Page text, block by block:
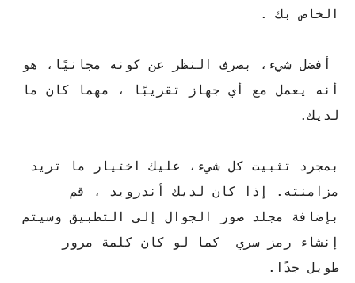
الخاص بك .
أفضل شيء، بصرف النظر عن كونه مجانيًا، هو
أنه يعمل مع أي جهاز تقريبًا ، مهما كان ما
لديك.
بمجرد تثبيت كل شيء، عليك اختيار ما تريد
مزامنته. إذا كان لديك أندرويد ، قم
بإضافة مجلد صور الجوال إلى التطبيق وسيتم
إنشاء رمز سري -كما لو كان كلمة مرور-
طويل جدًا.